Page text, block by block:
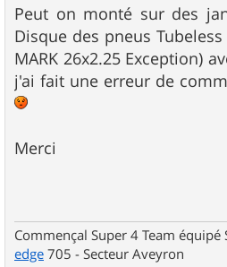
g
e
Peut on monté sur des
Disque des pneus Tubeless
MARK 26x2.25 Exception)
j'ai fait une erreur de
Merci
Commençal Super 4 Team équipé
edge 705 - Secteur Aveyron